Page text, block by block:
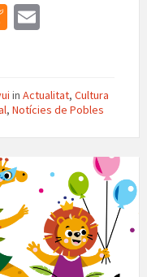
M
ea
m
e
l
in Actualitat, Cultura
, Notícies de Pobles